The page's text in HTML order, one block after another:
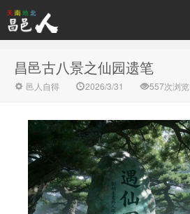
昌邑古八景之仙园遗笔
邑人自得 2026/3/31 557次浏览